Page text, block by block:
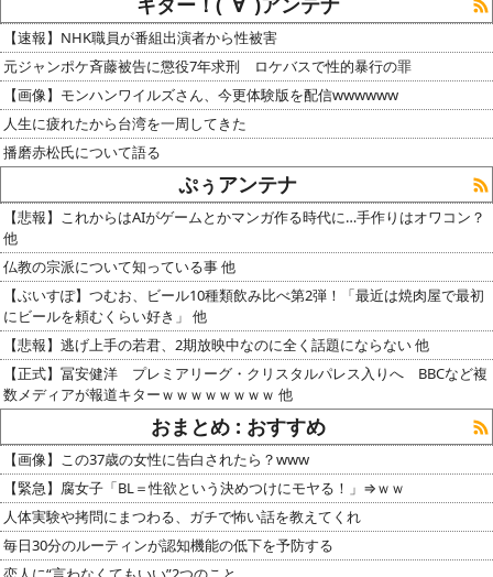
【速報】NHK職員が番組出演者から性被害
元ジャンポケ斉藤被告に懲役7年求刑 ロケバスで性的暴行の罪
【画像】モンハンワイルズさん、今更体験版を配信wwwwww
人生に疲れたから台湾を一周してきた
播磨赤松氏について語る
ぷぅアンテナ
【悲報】これからはAIがゲームとかマンガ作る時代に…手作りはオワコン？
他
仏教の宗派について知っている事 他
【ぶいすぽ】つむお、ビール10種類飲み比べ第2弾！「最近は焼肉屋で最初
にビールを頼むくらい好き」 他
【悲報】逃げ上手の若君、2期放映中なのに全く話題にならない 他
【正式】冨安健洋 プレミアリーグ・クリスタルパレス入りへ BBCなど複
数メディアが報道キターｗｗｗｗｗｗｗｗ 他
おまとめ : おすすめ
【画像】この37歳の女性に告白されたら？www
【緊急】腐女子「BL＝性欲という決めつけにモヤる！」⇒ｗｗ
人体実験や拷問にまつわる、ガチで怖い話を教えてくれ
毎日30分のルーティンが認知機能の低下を予防する